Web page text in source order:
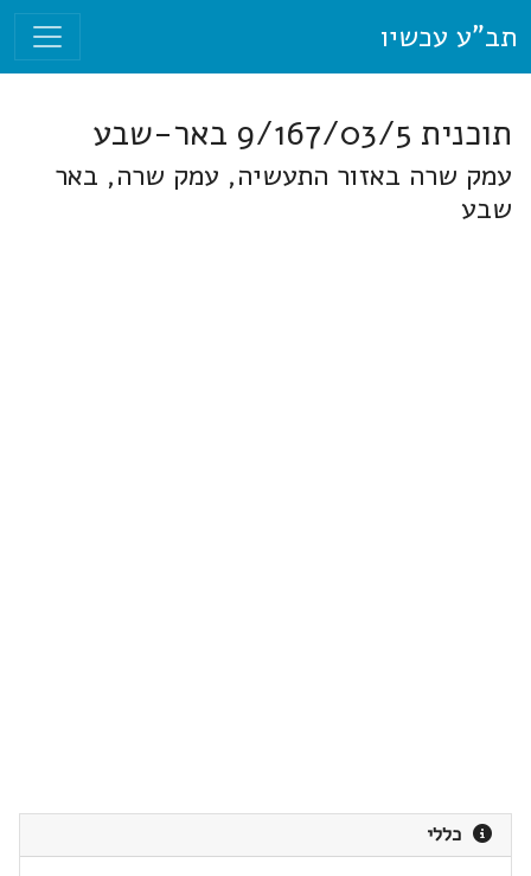
תב"ע עכשיו
תוכנית 9/167/03/5 באר-שבע
עמק שרה באזור התעשיה, עמק שרה, באר
שבע
כללי